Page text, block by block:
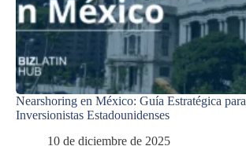
Nearshoring en México: Guía Estratégica para
Inversionistas Estadounidenses
10 de diciembre de 2025